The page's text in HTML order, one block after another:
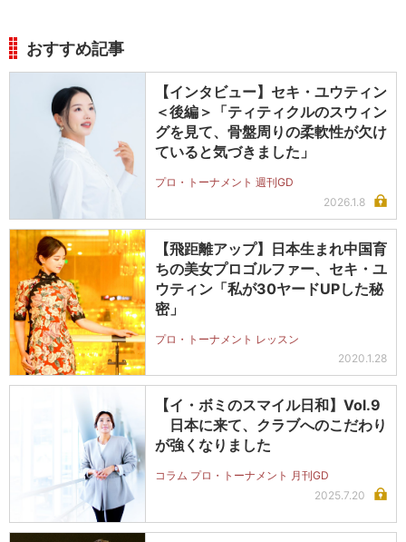
おすすめ記事
【インタビュー】セキ・ユウティン
＜後編＞「ティティクルのスウィン
グを見て、骨盤周りの柔軟性が欠け
ていると気づきました」
プロ・トーナメント 週刊GD
2026.1.8
【飛距離アップ】日本生まれ中国育
ちの美女プロゴルファー、セキ・ユ
ウティン「私が30ヤードUPした秘
密」
プロ・トーナメント レッスン
2020.1.28
【イ・ボミのスマイル日和】Vol.9
日本に来て、クラブへのこだわり
が強くなりました
コラム プロ・トーナメント 月刊GD
2025.7.20